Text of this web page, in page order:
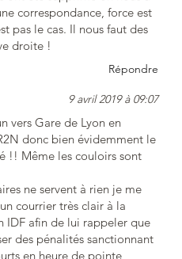
correspondance, force est
pas le cas. Il nous faut des
droite !
Répondre
9 avril 2019 à 09:07
vers Gare de Lyon en
donc bien évidemment le
!! Même les couloirs sont
ne servent à rien je me
courrier très clair à la
IDF afin de lui rappeler que
des pénalités sanctionnant
en heure de pointe